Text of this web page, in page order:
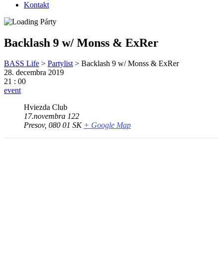
Kontakt
Backlash 9 w/ Monss & ExRer
BASS Life > Partylist> Backlash 9 w/ Monss & ExRer
28. decembra 2019
21 : 00
event
Hviezda Club
17.novembra 122
Presov, 080 01 SK + Google Map